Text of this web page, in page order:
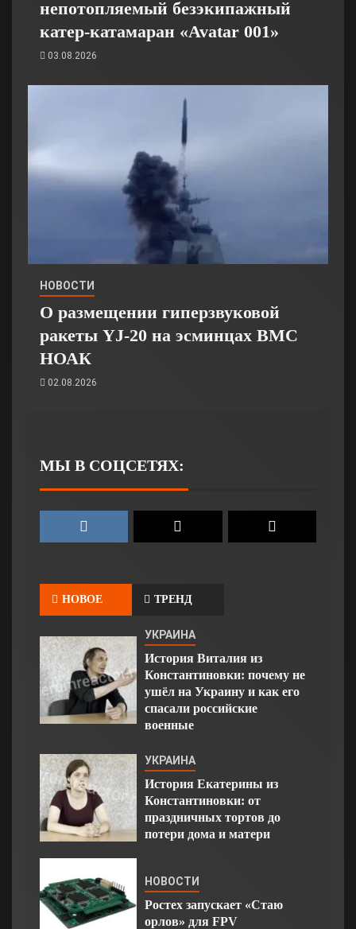
непотопляемый безэкипажный
катер-катамаран «Avatar 001»
03.08.2026
НОВОСТИ
О размещении гиперзвуковой
ракеты YJ-20 на эсминцах ВМС
НОАК
02.08.2026
МЫ В СОЦСЕТЯХ:
НОВОЕ ТРЕНД
УКРАИНА
История Виталия из
Константиновки: почему не
ушёл на Украину и как его
спасали российские
военные
УКРАИНА
История Екатерины из
Константиновки: от
праздничных тортов до
потери дома и матери
НОВОСТИ
Ростех запускает «Стаю
орлов» для FPV